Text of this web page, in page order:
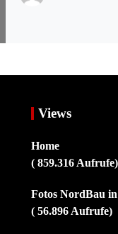
Views
Home
( 859.316 Aufrufe)
Fotos NordBau
( 56.896 Aufrufe)